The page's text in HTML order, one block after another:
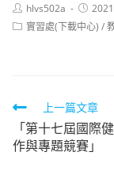
Post
author:
hlvs502a
Post
Post實習處(下載中心) /
Read
more
articles
上一篇文章
「第十七屆國際
作與專題競賽」